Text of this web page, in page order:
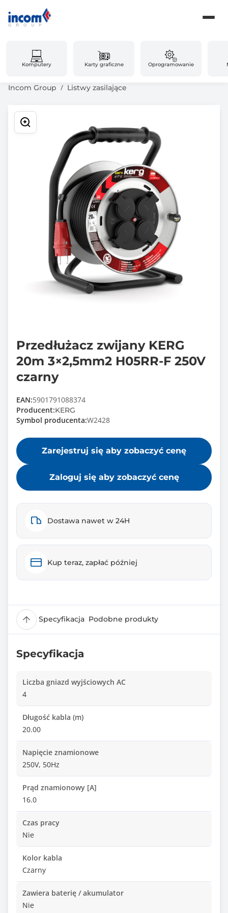
Komputery Karty graficzne Oprogramowanie
Incom Group Listwy zasilające
Przedłużacz zwijany KERG
20m 3×2,5mm2 H05RR-F 250V
czarny
EAN:5901791088374
Producent:KERG
Symbol producenta:W2428
Zarejestruj się aby zobaczyć cenę
Zaloguj się aby zobaczyć cenę
Dostawa nawet w 24H
Kup teraz, zapłać później
Specyfikacja Podobne produkty
Specyfikacja
Liczba gniazd wyjściowych AC
4
Długość kabla (m)
20.00
Napięcie znamionowe
250V, 50Hz
Prąd znamionowy [A]
16.0
Czas pracy
Nie
Kolor kabla
Czarny
Zawiera baterię / akumulator
Nie